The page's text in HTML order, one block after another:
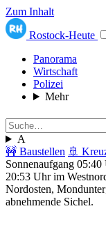
Zum Inhalt
Rostock-Heute
Panorama
Wirtschaft
Polizei
Mehr
A
🚧 Baustellen 🚢
Sonnenaufgang
20:53 Uhr im
Nordosten,
abnehmende Sichel.